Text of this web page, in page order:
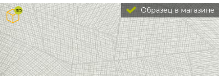
Образец в магазине